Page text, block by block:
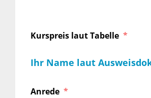
Kurspreis laut Tabelle
Ihr Name laut
Anrede